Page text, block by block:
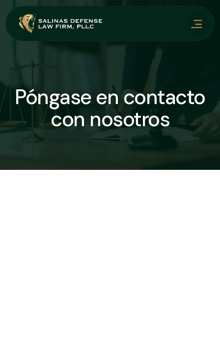
Póngase en contacto
con nosotros